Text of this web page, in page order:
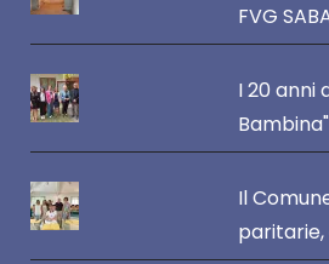
FVG
I 20 anni
Il
paritarie,